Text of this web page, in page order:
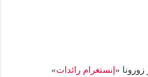
« إنستغرام رائدات»